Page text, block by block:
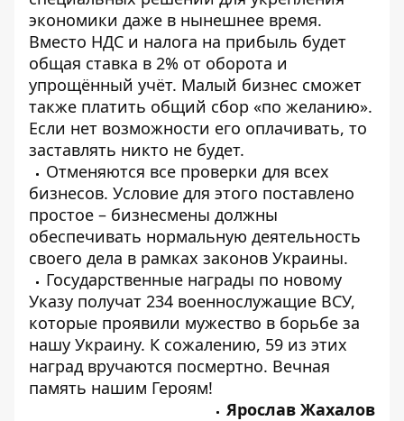
экономики даже в нынешнее время.
Вместо НДС и налога на прибыль будет
общая ставка в 2% от оборота и
упрощённый учёт. Малый бизнес сможет
также платить общий сбор «по желанию».
Если нет возможности его оплачивать, то
заставлять никто не будет.
Отменяются все проверки для всех
бизнесов. Условие для этого поставлено
простое – бизнесмены должны
обеспечивать нормальную деятельность
своего дела в рамках законов Украины.
Государственные награды по новому
Указу получат 234 военнослужащие ВСУ,
которые проявили мужество в борьбе за
нашу Украину. К сожалению, 59 из этих
наград вручаются посмертно. Вечная
память нашим Героям!
Ярослав Жахалов